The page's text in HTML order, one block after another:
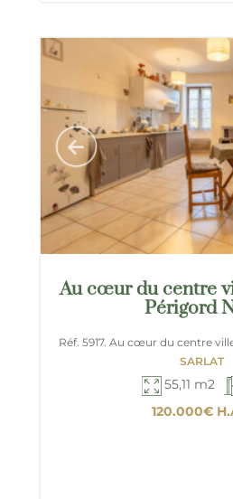
Au cœur du centre
Périgord
Réf. 5917. Au cœur du centre
SARLAT
55,11 m2
120.000€